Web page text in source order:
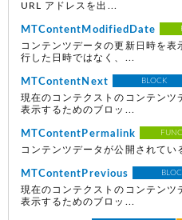
URL アドレスを出...
MTContentModifiedDate
コンテンツデータの更新日時を表
行した日時ではなく、...
MTContentNext BLOCK
現在のコンテクストのコンテンツ
表示するためのブロッ...
MTContentPermalink
コンテンツデータが公開されてい
MTContentPrevious
現在のコンテクストのコンテンツ
表示するためのブロッ...